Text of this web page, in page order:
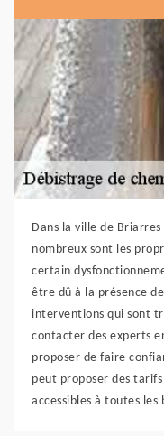
Dans la ville de Briarres
nombreux sont les
certain
être dû à la présence
interventions qui sont
contacter des experts
proposer de faire
peut proposer des
accessibles à toutes les